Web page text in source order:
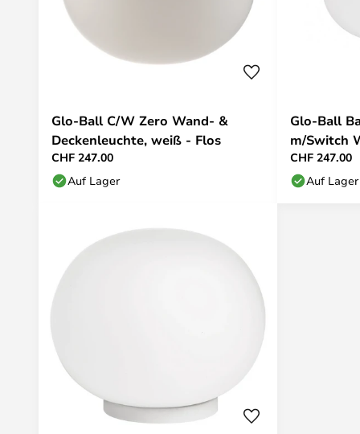
Glo-Ball C/W Zero Wand- &
Deckenleuchte, weiß - Flos
CHF 247.00
Auf Lager
Glo-Ball
m/Switch
CHF 247.00
Auf Lager